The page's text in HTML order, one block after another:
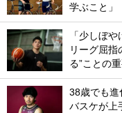
学ぶこと」
「少しぼ
リーグ屈指
る”ことの
38歳でも進
バスケが上